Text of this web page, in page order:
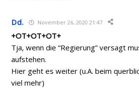
Dd. November 26, 2020 21:47
+OT+OT+OT+
Tja, wenn die “Regierung” versagt
aufstehen.
Hier geht es weiter (u.A. beim
viel mehr)